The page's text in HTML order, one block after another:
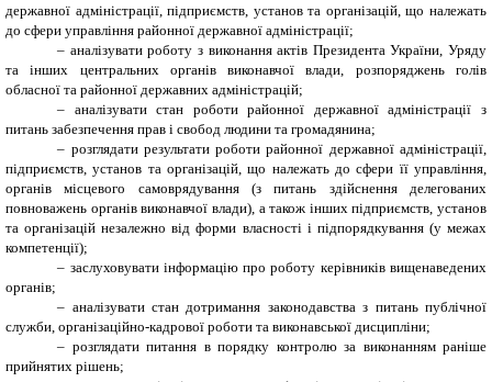
державної адміністрації, підприємств, установ та організацій, що належать
до сфери управління районної державної адміністрації;
– аналізувати роботу з виконання актів Президента України, Уряду
та інших центральних органів виконавчої влади, розпоряджень голів
обласної та районної державних адміністрацій;
– аналізувати стан роботи районної державної адміністрації з
питань забезпечення прав і свобод людини та громадянина;
– розглядати результати роботи районної державної адміністрації,
підприємств, установ та організацій, що належать до сфери її управління,
органів місцевого самоврядування (з питань здійснення делегованих
повноважень органів виконавчої влади), а також інших підприємств, установ
та організацій незалежно від форми власності і підпорядкування (у межах
компетенції);
– заслуховувати інформацію про роботу керівників вищенаведених
органів;
– аналізувати стан дотримання законодавства з питань публічної
служби, організаційно-кадрової роботи та виконавської дисципліни;
– розглядати питання в порядку контролю за виконанням раніше
прийнятих рішень;